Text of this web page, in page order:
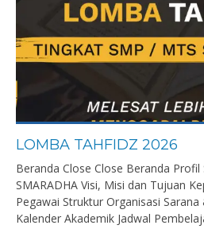
LOMBA TAHFIDZ 2026
Beranda Close Close Beranda Profil
SMARADHA Visi, Misi dan Tujuan
Pegawai Struktur Organisasi
Kalender Akademik Jadwal